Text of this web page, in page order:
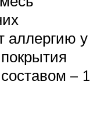
аллергию у
– 1